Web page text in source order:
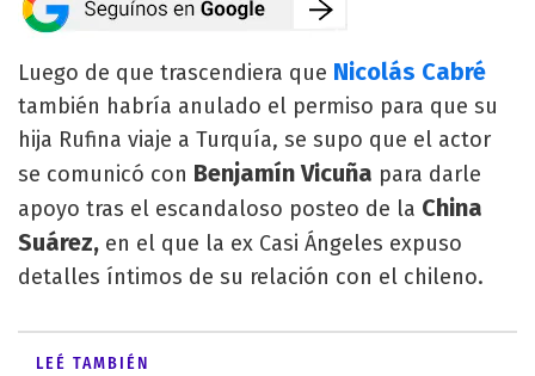
Luego de que trascendiera que Nicolás Cabré
también habría anulado el permiso para que su
hija Rufina viaje a Turquía, se supo que el actor
se comunicó con Benjamín Vicuña para darle
apoyo tras el escandaloso posteo de la China
Suárez, en el que la ex Casi Ángeles expuso
detalles íntimos de su relación con el chileno.
LEÉ TAMBIÉN